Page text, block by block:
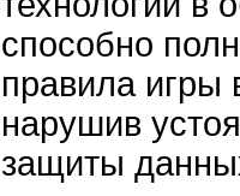
способно
правила игры
нарушив
защиты